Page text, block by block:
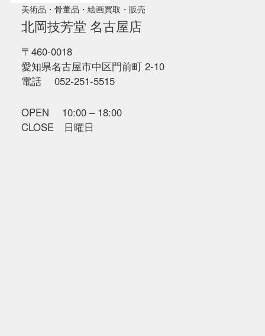
美術品・骨董品・絵画買取・販売
北岡技芳堂 名古屋店
〒460-0018
愛知県名古屋市中区門前町 2-10
電話 052-251-5515
OPEN 10:00 – 18:00
CLOSE 日曜日